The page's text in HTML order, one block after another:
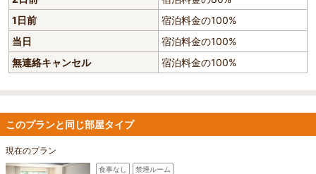
1日前
宿泊料金の100%
当日
宿泊料金の100%
無連絡キャンセル
宿泊料金の100%
このプランと同じ部屋タイプ
現在のプラン
食事なし
禁煙ルーム